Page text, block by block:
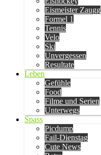
Eismeister Zaugg
Formel 1
Tennis
Velo
Ski
Unvergessen
Resultate
Leben
Gefühle
Food
Filme und Serien
Unterwegs
Spass
Picdump
Fail-Dienstag
Cute News